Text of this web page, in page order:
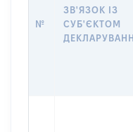
№
ЗВ'ЯЗОК ІЗ
СУБ'ЄКТОМ